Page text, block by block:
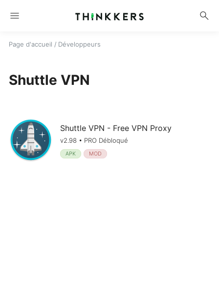
menu search
Page d'accueil / Développeurs
Shuttle VPN
Shuttle VPN - Free VPN Proxy
v2.98 • PRO Débloqué
APK MOD